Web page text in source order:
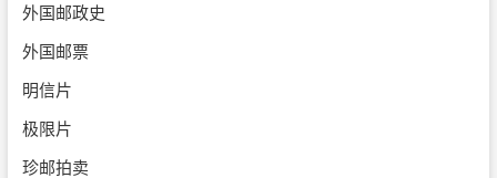
外国邮政史
外国邮票
明信片
极限片
珍邮拍卖